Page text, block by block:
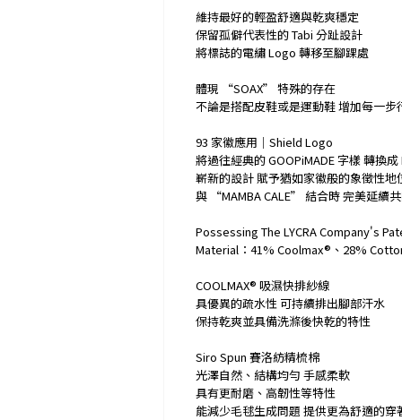
維持最好的輕盈舒適與乾爽穩定
保留孤僻代表性的 Tabi 分趾設計
將標誌的電繡 Logo 轉移至腳踝處
體現 “SOAX” 特殊的存在
不論是搭配皮鞋或是運動鞋 增加每一步
93 家徽應用｜Shield Logo
將過往經典的 GOOPiMADE 字樣 轉換
嶄新的設計 賦予猶如家徽般的象徵性地
與 “MAMBA CALE” 結合時 完美延續
Possessing The LYCRA Company's
Material：41% Coolmax®、28%
COOLMAX® 吸濕快排紗線
具優異的疏水性 可持續排出腳部汗水
保持乾爽並具備洗滌後快乾的特性
Siro Spun 賽洛紡精梳棉
光澤自然、結構均勻 手感柔軟
具有更耐磨、高韌性等特性
能減少毛毬生成問題 提供更為舒適的穿